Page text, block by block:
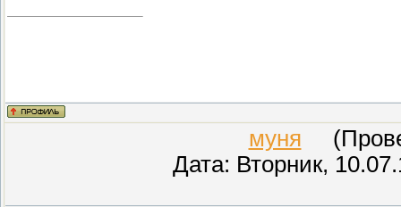
муня
Дата: Вторник,